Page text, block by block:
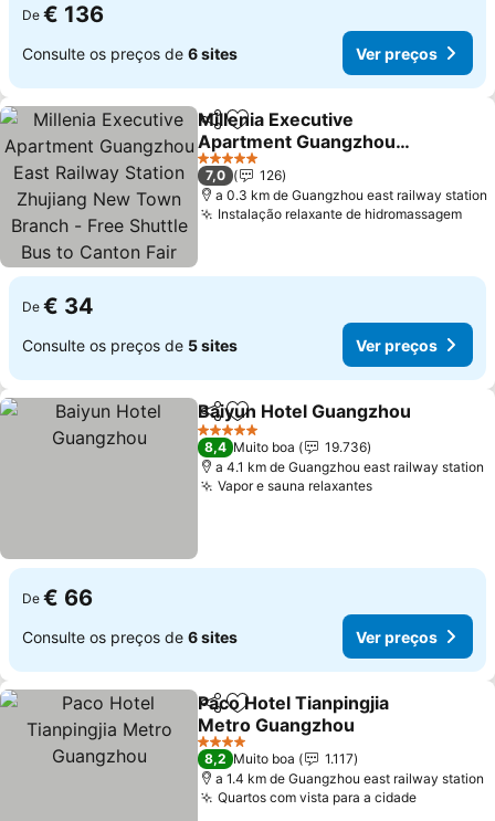
De € 136
Consulte os preços de 6 sites Ver preços
PartilharAdicionar aos favoritos
Millenia Executive
Apartment Guangzhou
East Railway Station
Zhujiang New Town
Branch - Free Shuttle Bus
Ver preços
5 Estrelas
7,0
126
a 0.3 km de Guangzhou east railway station
Instalação relaxante de hidromassagemVer
De € 34
Consulte os preços de 5 sites Ver preços
PartilharAdicionar aos favoritos
Baiyun Hotel Guangzhou
5 Estrelas
8,4 Muito boa
19.736
a 4.1 km de Guangzhou east railway station
Vapor e sauna relaxantesVer preços
De € 66
Consulte os preços de 6 sites Ver preços
PartilharAdicionar aos favoritos
Paco Hotel Tianpingjia
Metro Guangzhou
Ver preços
4 Estrelas
8,2 Muito boa
1.117
a 1.4 km de Guangzhou east railway station
Quartos com vista para a cidadeVer